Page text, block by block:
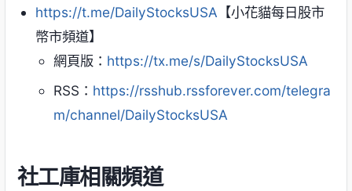
https://t.me/DailyStocksUSA 【小花貓每日股市
幣市頻道】
網頁版： https://tx.me/s/DailyStocksUSA
RSS： https://rsshub.rssforever.com/telegra
m/channel/DailyStocksUSA
社工庫相關頻道